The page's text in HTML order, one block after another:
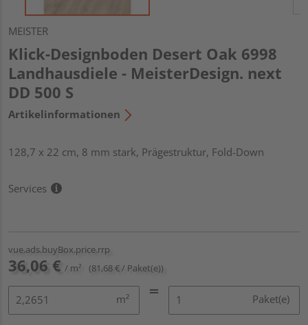
MEISTER
Klick-Designboden Desert Oak 6998
Landhausdiele - MeisterDesign. next
DD 500 S
Artikelinformationen
128,7 x 22 cm, 8 mm stark, Prägestruktur, Fold-Down
Services
vue.ads.buyBox.price.rrp
36,06 € / m² (81,68 € / Paket(e))
m² Paket(e)